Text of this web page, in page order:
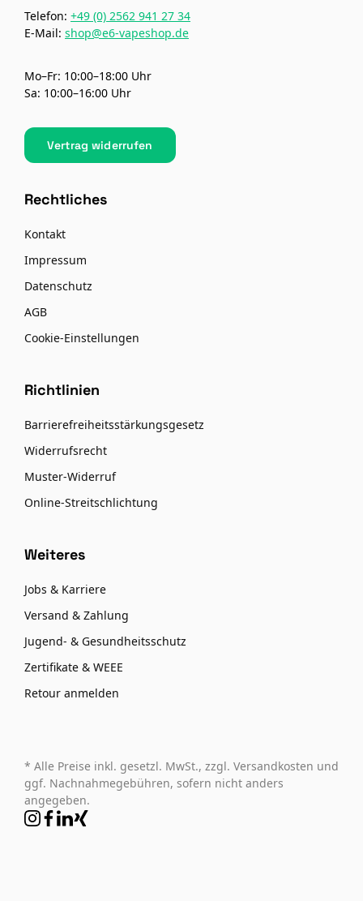
Telefon: +49 (0) 2562 941 27 34
E-Mail: shop@e6-vapeshop.de
Mo–Fr: 10:00–18:00 Uhr
Sa: 10:00–16:00 Uhr
Vertrag widerrufen
Rechtliches
Kontakt
Impressum
Datenschutz
AGB
Cookie-Einstellungen
Richtlinien
Barrierefreiheitsstärkungsgesetz
Widerrufsrecht
Muster-Widerruf
Online-Streitschlichtung
Weiteres
Jobs & Karriere
Versand & Zahlung
Jugend- & Gesundheitsschutz
Zertifikate & WEEE
Retour anmelden
* Alle Preise inkl. gesetzl. MwSt., zzgl. Versandkosten und
ggf. Nachnahmegebühren, sofern nicht anders
angegeben.